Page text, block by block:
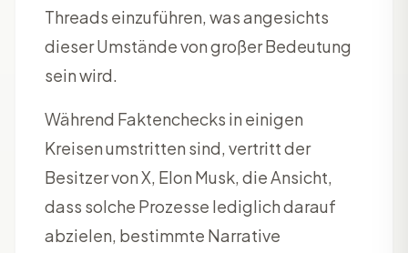
Threads einzuführen, was angesichts
dieser Umstände von großer Bedeutung
sein wird.
Während Faktenchecks in einigen
Kreisen umstritten sind, vertritt der
Besitzer von X, Elon Musk, die Ansicht,
dass solche Prozesse lediglich darauf
abzielen, bestimmte Narrative